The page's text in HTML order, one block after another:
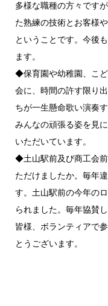
多様な職種の方々です
た熟練の技術とお客様
ということです。今後
ます。
◆保育園や幼稚園、こ
会に、時間の許す限り
ちが一生懸命歌い演奏
みんなの頑張る姿を見
いただいています。
◆土山駅前及び商工会
ただけましたか。毎年
す。土山駅前の今年の
られました。毎年協賛
皆様、ボランティアで
とうございます。